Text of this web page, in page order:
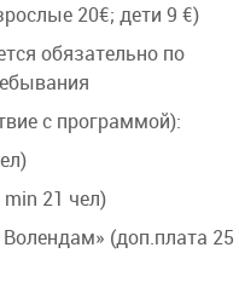
20€; дети 9 €)
обязательно по
с программой):
21 чел)
(доп.плата 25